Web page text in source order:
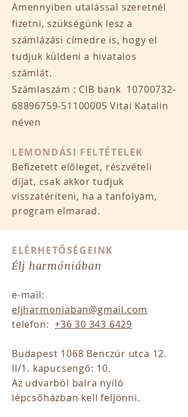
Amennyiben utalással szeretnél
fizetni, szükségünk lesz a
számlázási címedre is, hogy el
tudjuk küldeni a hivatalos
számlát.
Számlaszám : CIB bank 10700732-
68896759-51100005 Vitai Katalin
néven
LEMONDÁSI FELTÉTELEK
Befizetett előleget, részvételi
díjat, csak akkor tudjuk
visszatéríteni, ha a tanfolyam,
program elmarad.
ELÉRHETŐSÉGEINK
Élj harmóniában
e-mail:
eljharmoniaban@gmail.com
telefon: +36 30 343 6429
Budapest 1068 Benczúr utca 12.
II/1. kapucsengő: 10.
Az udvarból balra nyíló
lépcsőházban kell feljönni.